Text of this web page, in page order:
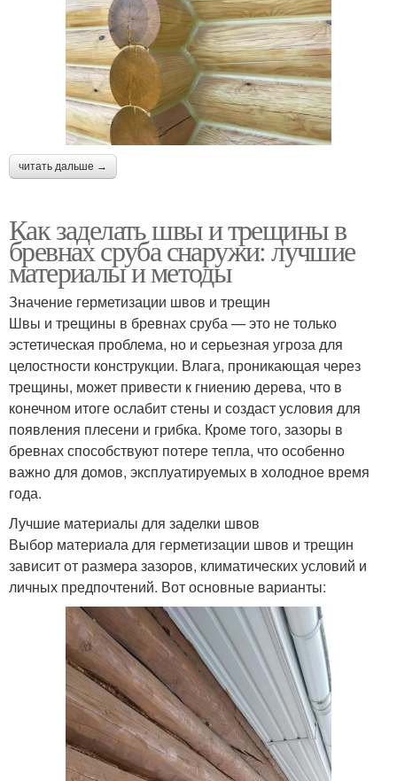
читать дальше →
Как заделать швы и трещины в
бревнах сруба снаружи: лучшие
материалы и методы
Значение герметизации швов и трещин
Швы и трещины в бревнах сруба — это не только
эстетическая проблема, но и серьезная угроза для
целостности конструкции. Влага, проникающая через
трещины, может привести к гниению дерева, что в
конечном итоге ослабит стены и создаст условия для
появления плесени и грибка. Кроме того, зазоры в
бревнах способствуют потере тепла, что особенно
важно для домов, эксплуатируемых в холодное время
года.
Лучшие материалы для заделки швов
Выбор материала для герметизации швов и трещин
зависит от размера зазоров, климатических условий и
личных предпочтений. Вот основные варианты: